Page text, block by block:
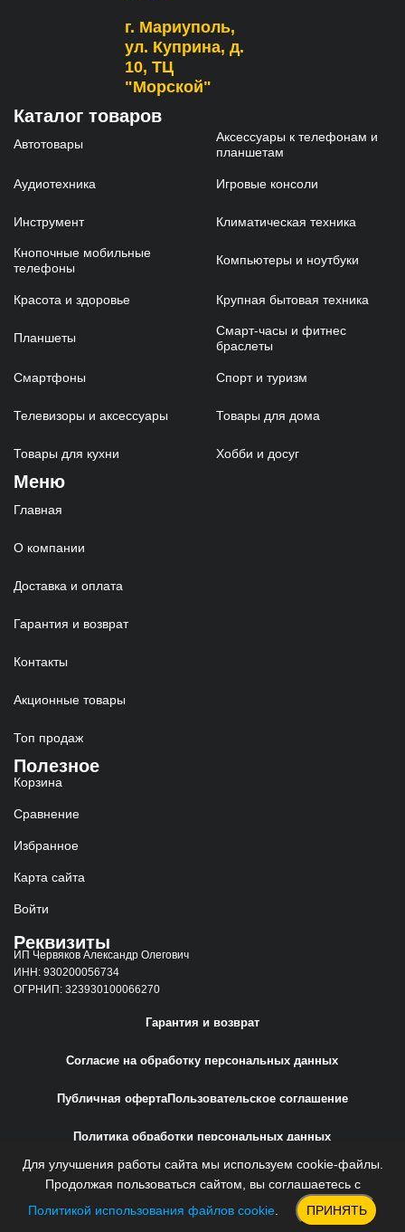
г. Мариуполь,
ул. Куприна, д.
10, ТЦ
"Морской"
Каталог товаров
Автотовары
Аксессуары к телефонам и
планшетам
Аудиотехника Игровые консоли
Инструмент Климатическая техника
Кнопочные мобильные
телефоны
Компьютеры и ноутбуки
Красота и здоровье Крупная бытовая техника
Планшеты
Смарт-часы и фитнес
браслеты
Смартфоны Спорт и туризм
Телевизоры и аксессуары Товары для дома
Товары для кухни Хобби и досуг
Меню
Главная
О компании
Доставка и оплата
Гарантия и возврат
Контакты
Акционные товары
Топ продаж
Полезное
Корзина
Сравнение
Избранное
Карта сайта
Войти
Реквизиты
ИП Червяков Александр Олегович
ИНН: 930200056734
ОГРНИП: 323930100066270
Гарантия и возврат
Согласие на обработку персональных данных
Публичная офертаПользовательское соглашение
Политика обработки персональных данных
Сайт создан Web-Creative.Studio
Для улучшения работы сайта мы используем cookie-файлы.
Продолжая пользоваться сайтом, вы соглашаетесь с
Политикой использования файлов cookie. ПРИНЯТЬ